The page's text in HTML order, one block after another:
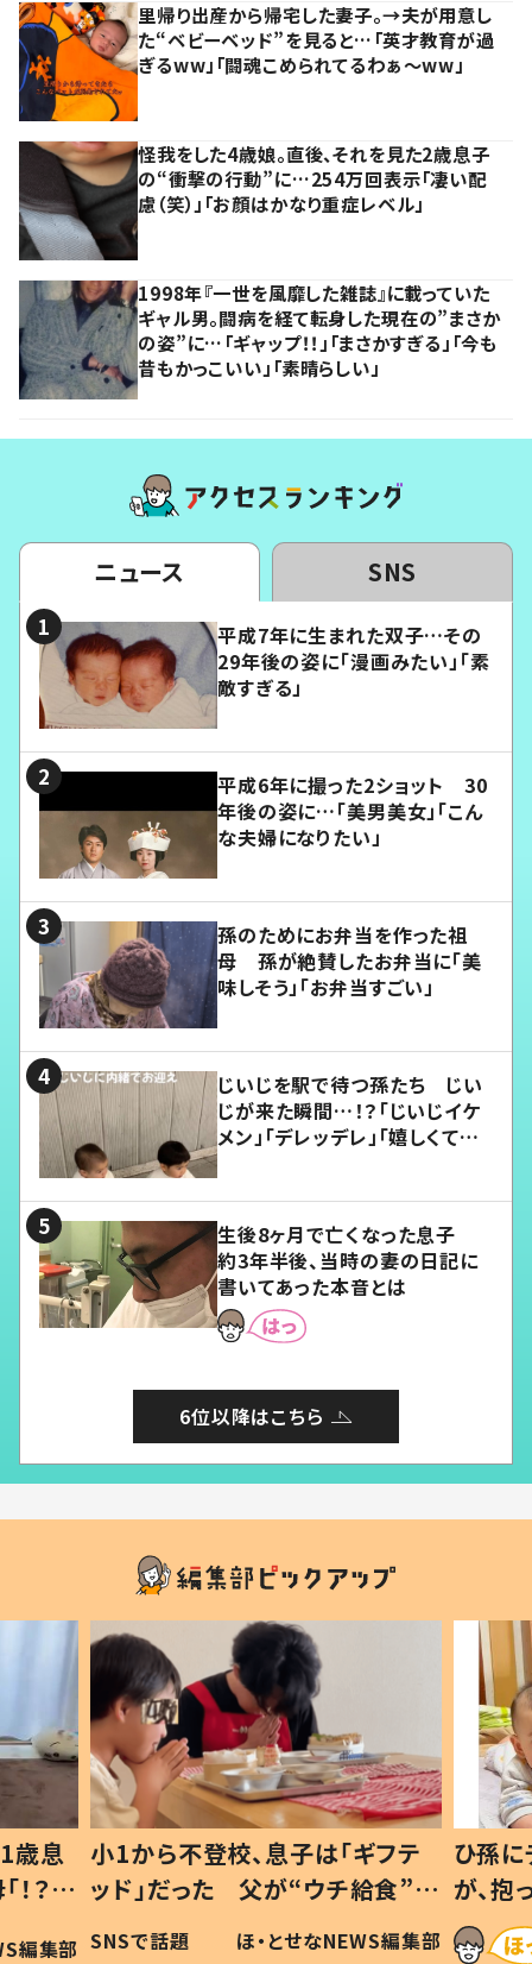
里帰り出産から帰宅した妻子。→夫が用意し
た“ベビーベッド”を見ると…「英才教育が過
ぎるww」「闘魂こめられてるわぁ～ww」
怪我をした4歳娘。直後、それを見た2歳息子
の“衝撃の行動”に…254万回表示「凄い配
慮（笑）」「お顔はかなり重症レベル」
1998年『一世を風靡した雑誌』に載っていた
ギャル男。闘病を経て転身した現在の”まさか
の姿”に…「ギャップ！！」「まさかすぎる」「今も
昔もかっこいい」「素晴らしい」
ニュース SNS
平成7年に生まれた双子…その
29年後の姿に「漫画みたい」「素
敵すぎる」
平成6年に撮った2ショット 30
年後の姿に…「美男美女」「こん
な夫婦になりたい」
孫のためにお弁当を作った祖
母 孫が絶賛したお弁当に「美
味しそう」「お弁当すごい」
じいじを駅で待つ孫たち じい
じが来た瞬間…！？「じいじイケ
メン」「デレッデレ」「嬉しくて可
生後8ヶ月で亡くなった息子
約3年半後、当時の妻の日記に
書いてあった本音とは
6位以降はこちら
歳息
？」
編集部
小1から不登校、息子は「ギフテ
ッド」だった 父が“ウチ給食”を
作り続ける理由とは #令和の親
SNSで話題 ほ・とせなNEWS編集部
ひ孫
が、
「涙が